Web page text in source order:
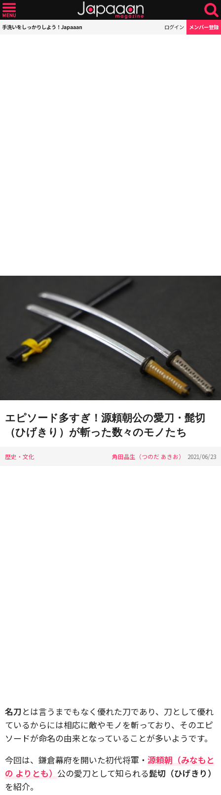
手洗いをしっかりしよう！Japaaan ログイン メンバー登録
エピソード多すぎ！源頼朝公の愛刀・髭切
（ひげきり）が斬った数々のモノたち
歴史・文化 角田晶生（つのだ あきお） 2021/06/23
名刀 とは言うまでもなく優れた刀であり、刀として優れ
ているからには相応に敵やモノを斬っており、そのエピ
ソードが命名の由来となっていることが多いようです。
今回は、鎌倉幕府を開いた初代将軍・ 源頼朝（みなもと
の よりとも） 公の愛刀として知られる髭切（ひげきり）
を紹介。